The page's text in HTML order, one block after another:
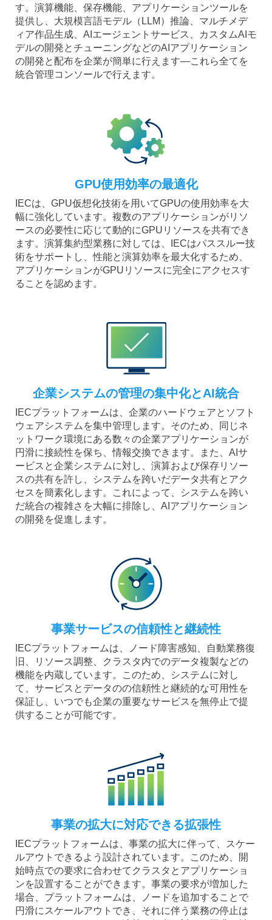
す。演算機能、保存機能、アプリケーションツールを
提供し、大規模言語モデル（LLM）推論、マルチメデ
ィア作品生成、AIエージェントサービス、カスタムAIモ
デルの開発とチューニングなどのAIアプリケーション
の開発と配布を企業が簡単に行えます—これら全てを
統合管理コンソールで行えます。
GPU使用効率の最適化
IECは、GPU仮想化技術を用いてGPUの使用効率を大
幅に強化しています。複数のアプリケーションがリソ
ースの必要性に応じて動的にGPUリソースを共有でき
ます。演算集約型業務に対しては、IECはパススルー技
術をサポートし、性能と演算効率を最大化するため、
アプリケーションがGPUリソースに完全にアクセスす
ることを認めます。
企業システムの管理の集中化とAI統合
IECプラットフォームは、企業のハードウェアとソフト
ウェアシステムを集中管理します。そのため、同じネ
ットワーク環境にある数々の企業アプリケーションが
円滑に接続性を保ち、情報交換できます。また、AIサ
ービスと企業システムに対し、演算および保存リソー
スの共有を許し、システムを跨いだデータ共有とアク
セスを簡素化します。これによって、システムを跨い
だ統合の複雑さを大幅に排除し、AIアプリケーション
の開発を促進します。
事業サービスの信頼性と継続性
IECプラットフォームは、ノード障害感知、自動業務復
旧、リソース調整、クラスタ内でのデータ複製などの
機能を内蔵しています。このため、システムに対し
て、サービスとデータのの信頼性と継続的な可用性を
保証し、いつでも企業の重要なサービスを無停止で提
供することが可能です。
事業の拡大に対応できる拡張性
IECプラットフォームは、事業の拡大に伴って、スケー
ルアウトできるよう設計されています。このため、開
始時点での要求に合わせてクラスタとアプリケーショ
ンを設置することができます。事業の要求が増加した
場合、プラットフォームは、ノードを追加することで
円滑にスケールアウトでき、それに伴う業務の停止は